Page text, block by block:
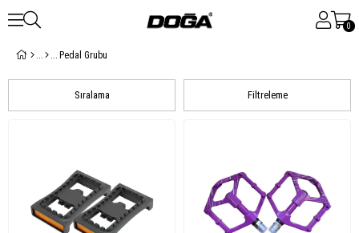
0
Pedal Grubu
Filtreleme
Sıralama